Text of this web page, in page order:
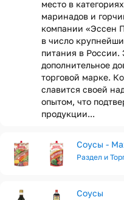
место в
маринадов и
компании «Эссен
в число
питания в России.
дополнительное
торговой марке.
славится своей
опытом, что
продукции...
Соусы -
Раздел и
Соусы